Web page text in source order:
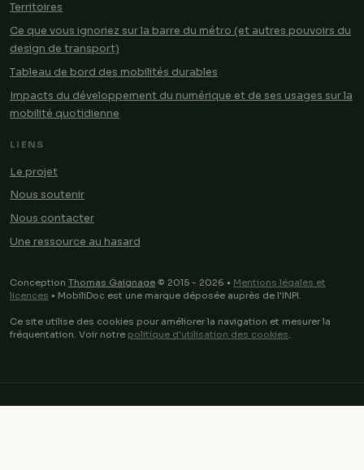
Territoires
Ce que vous ignoriez sur la barre du métro (et autres pouvoirs du
design de transport)
Tableau de bord des mobilités durables
Impacts du développement du numérique et de ses usages sur la
mobilité quotidienne
LIENS
Le projet
Nous soutenir
Nous contacter
Une ressource au hasard
Conception Thomas Gaignage © 2015 - 2026 • Mentions légales et
licences • MobiliDoc est une marque déposée auprès de l'INPI.
Ce site utilise des cookies pour améliorer la navigation et mesurer la
fréquentation. Voir notre politique d'utilisation des cookies.